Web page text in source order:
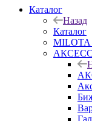
Каталог
Назад
Каталог
MILOTA